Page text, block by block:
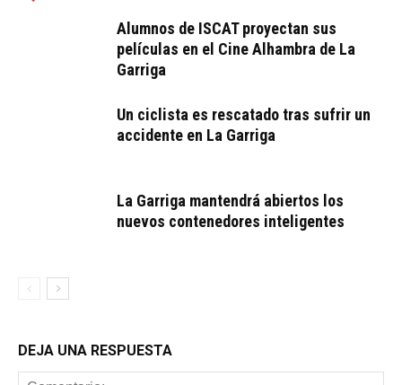
Alumnos de ISCAT proyectan sus
películas en el Cine Alhambra de La
Garriga
Un ciclista es rescatado tras sufrir un
accidente en La Garriga
La Garriga mantendrá abiertos los
nuevos contenedores inteligentes
DEJA UNA RESPUESTA